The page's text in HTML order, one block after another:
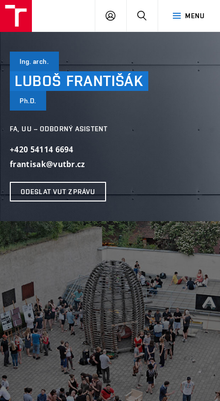
MENU
PŘIHLÁSIT
Ing. arch.
LUBOŠ FRANTIŠÁK
Ph.D.
FA, UU – ODBORNÝ ASISTENT
+420 54114 6694
frantisak@vutbr.cz
ODESLAT VUT ZPRÁVU